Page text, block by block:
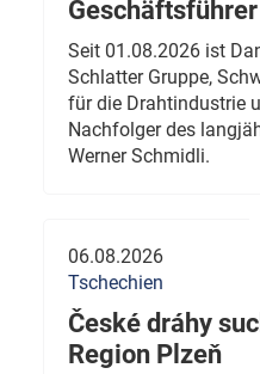
Geschäftsführer
Seit 01.08.2026 ist
Schlatter Gruppe,
für die Drahtindustrie
Nachfolger des
Werner Schmidli.
06.08.2026
Tschechien
České dráhy
Region Plzeň